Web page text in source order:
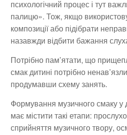
психологічний процес і тут
палицю». Тож, якщо
композиції або підібрати
назавжди відбити бажання
Потрібно пам’ятати, що
смак дитині потрібно
продумавши схему занять.
Формування музичного смаку у
має містити такі етапи:
сприйняття музичного твору,